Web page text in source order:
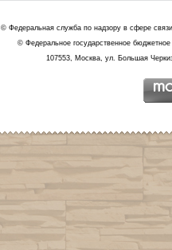
© Федеральная служба по надзору в сфере
© Федеральное государственное
107553, Москва, ул. Большая